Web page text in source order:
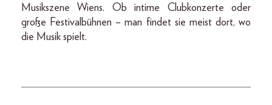
Musikszene Wiens. Ob intime Clubkonzerte oder
große Festivalbühnen – man findet sie meist dort, wo
die Musik spielt.